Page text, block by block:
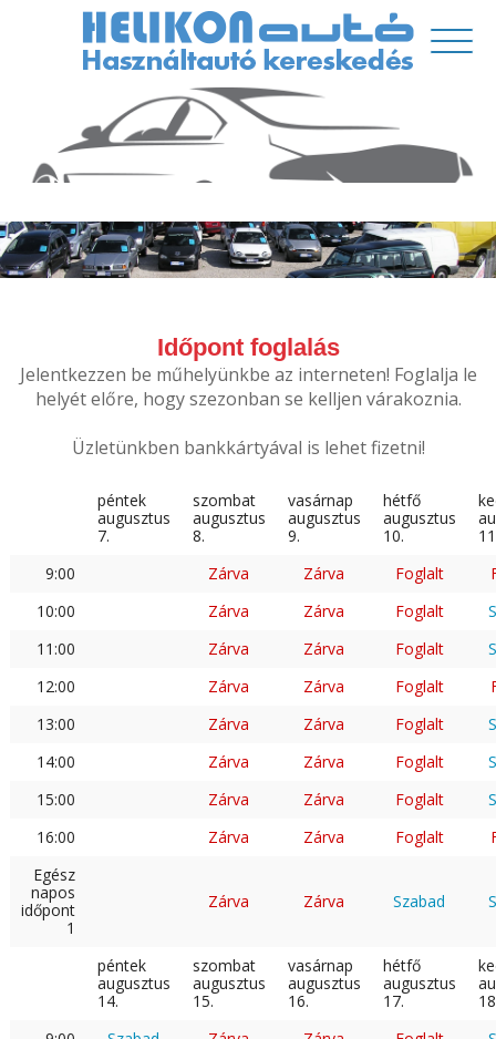
Időpont foglalás
Jelentkezzen be műhelyünkbe az interneten! Foglalja le
helyét előre, hogy szezonban se kelljen várakoznia.
Üzletünkben bankkártyával is lehet fizetni!
péntek
augusztus
7.
szombat
augusztus
8.
vasárnap
augusztus
9.
hétfő
augusztus
10.
9:00
Zárva Zárva Foglalt
10:00
Zárva Zárva Foglalt
11:00
Zárva Zárva Foglalt
12:00
Zárva Zárva Foglalt
13:00
Zárva Zárva Foglalt
14:00
Zárva Zárva Foglalt
15:00
Zárva Zárva Foglalt
16:00
Zárva Zárva Foglalt
Egész
napos
időpont
1
Zárva Zárva Szabad
péntek
augusztus
14.
szombat
augusztus
15.
vasárnap
augusztus
16.
hétfő
augusztus
17.